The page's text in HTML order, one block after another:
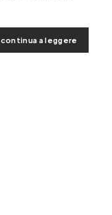
continua a leggere